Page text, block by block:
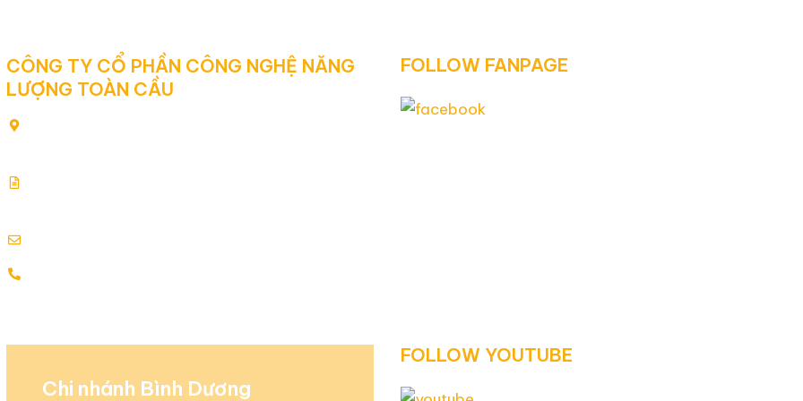
CÔNG TY CỔ PHẦN CÔNG NGHỆ NĂNG
LƯỢNG TOÀN CẦU
FOLLOW FANPAGE
Chi nhánh Bình Dương
FOLLOW YOUTUBE